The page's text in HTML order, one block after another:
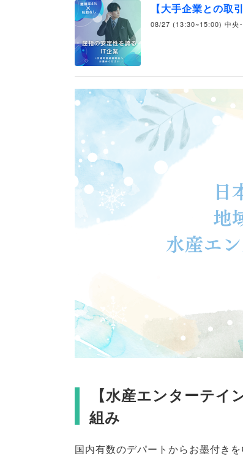
【大手企業との取
08/27 (13:30~15:00) 中央･
【水産エンターテイ
組み
国内有数のデパートからお墨付き